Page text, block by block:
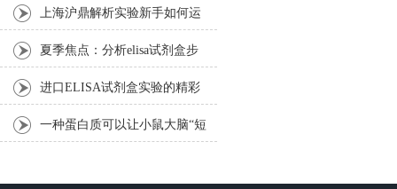
试剂盒区别
上海沪鼎解析实验新手如何运
用ELISA试剂盒
夏季焦点：分析elisa试剂盒步
骤核心
进口ELISA试剂盒实验的精彩
表现过程
一种蛋白质可以让小鼠大脑“短